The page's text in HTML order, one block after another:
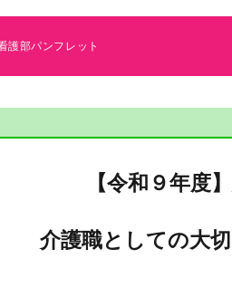
護部パンフレット
【令和９年度
介護職としての大